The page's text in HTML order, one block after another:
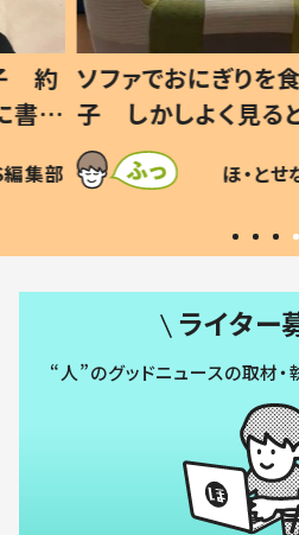
歳息
？」
編集部
小1から不登校、息
ッド」だった 父が
作り続ける理由と
#令和の子
SNSで話題 ほ・と
ライター
“人”のグッドニュースの取材